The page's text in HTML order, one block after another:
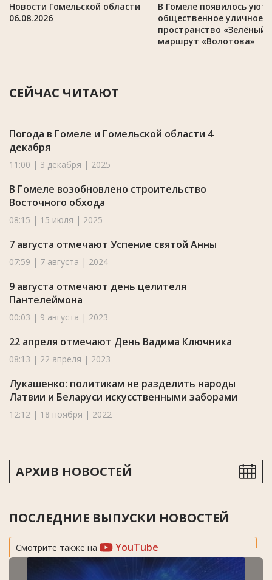
Новости Гомельской области
06.08.2026
В Гомеле появилось
общественное уличное
пространство «Зелёный
маршрут «Волотова»
СЕЙЧАС ЧИТАЮТ
Погода в Гомеле и Гомельской области 4
декабря
11:00 | 3 декабря | 2025
В Гомеле возобновлено строительство
Восточного обхода
08:15 | 15 июля | 2025
7 августа отмечают Успение святой Анны
07:59 | 7 августа | 2024
9 августа отмечают день целителя
Пантелеймона
00:03 | 9 августа | 2023
22 апреля отмечают День Вадима Ключника
08:13 | 22 апреля | 2023
Лукашенко: политикам не разделить народы
Латвии и Беларуси искусственными заборами
12:12 | 18 ноября | 2022
АРХИВ НОВОСТЕЙ
ПОСЛЕДНИЕ ВЫПУСКИ НОВОСТЕЙ
Смотрите также на YouTube